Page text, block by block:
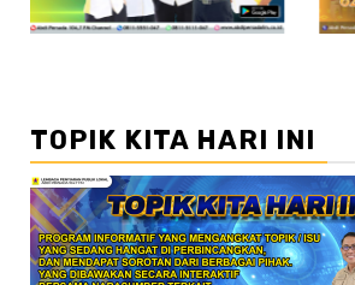
TOPIK KITA HARI INI